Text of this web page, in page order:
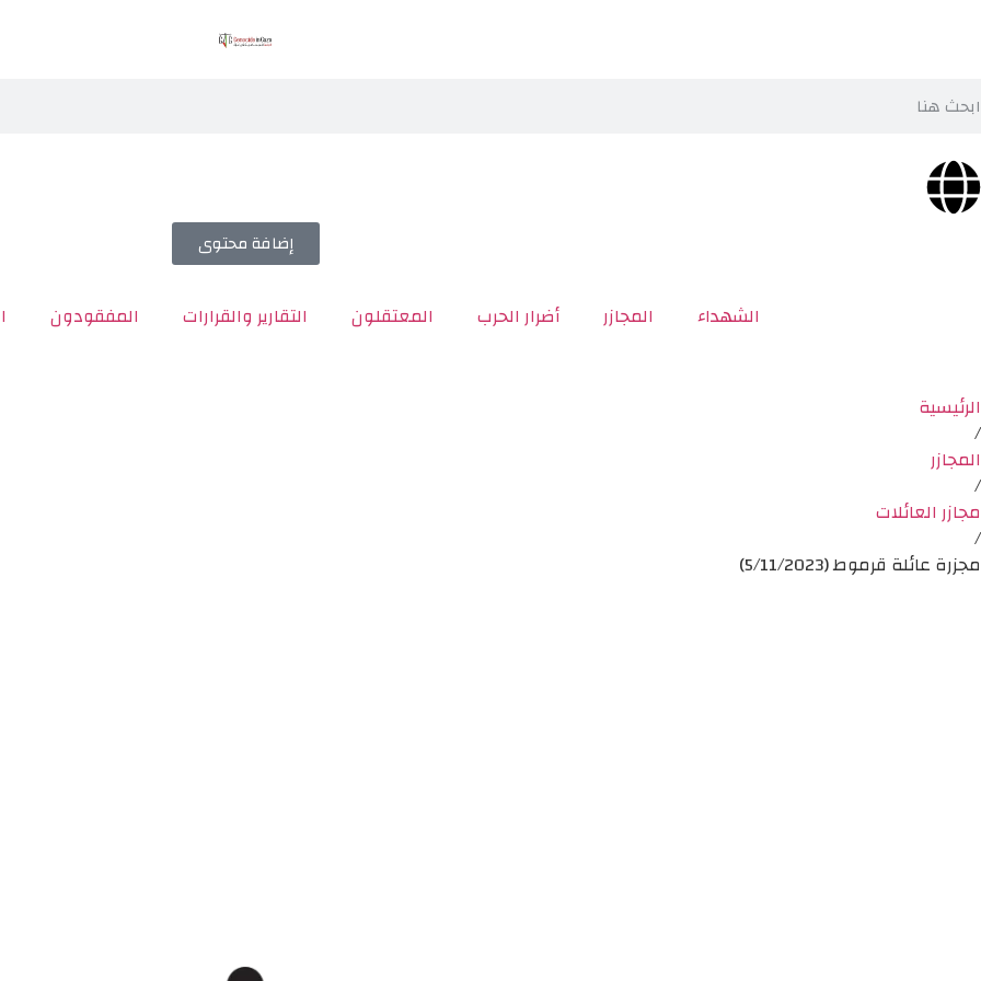
إضافة محتوى
الشهداء المجازر أضرار الحرب المعتقلون التقارير والقرارات المفقودون
الرئيسية
/
المجازر
/
مجازر العائلات
/
مجزرة عائلة قرموط (5/11/2023)